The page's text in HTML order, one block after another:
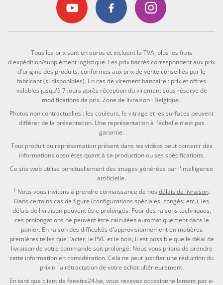
Tous les prix sont en euros et incluent la TVA, plus les frais
d'expédition/supplément logistique. Les prix barrés correspondent aux prix
d'origine des produits, conformes aux prix de vente conseillés par le
fabricant (si disponibles). En cas de virement bancaire : prix et offres
valables jusqu'à 7 jours après réception du virement sous réserve de
modifications de prix. Zone de livraison : Belgique.
Photos non contractuelles : les couleurs, le vitrage et les surfaces peuvent
différer de la présentation. Une représentation à l'échelle n'est pas
garantie.
Tout produit ou représentation présent dans les vidéos peut contenir des
informations obsolètes quant à sa production ou ses spécifications.
Ce site web utilise ponctuellement des images générées par l'intelligence
artificielle.
1 Nous vous invitons à prendre connaissance de nos délais de livraison.
Dans certains cas de figure (configurations spéciales, congés, etc.), les
délais de livraison peuvent être prolongés. Pour des raisons techniques,
ces prolongations ne peuvent être calculées automatiquement dans le
panier. En raison des difficultés d'approvisionnement en matières
premières telles que l'acier, le PVC et le bois, il est possible que le délai de
livraison de votre commande soit prolongé. Nous vous prions de prendre
cette information en considération. Cela ne peut justifier une réduction du
prix ni la rétractation de votre achat ultérieurement.
En tant que client de fenetre24.be, vous recevez occasionnellement par e-